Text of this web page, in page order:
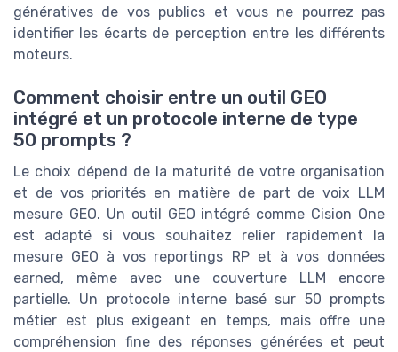
génératives de vos publics et vous ne pourrez pas
identifier les écarts de perception entre les différents
moteurs.
Comment choisir entre un outil GEO
intégré et un protocole interne de type
50 prompts ?
Le choix dépend de la maturité de votre organisation
et de vos priorités en matière de part de voix LLM
mesure GEO. Un outil GEO intégré comme Cision One
est adapté si vous souhaitez relier rapidement la
mesure GEO à vos reportings RP et à vos données
earned, même avec une couverture LLM encore
partielle. Un protocole interne basé sur 50 prompts
métier est plus exigeant en temps, mais offre une
compréhension fine des réponses générées et peut